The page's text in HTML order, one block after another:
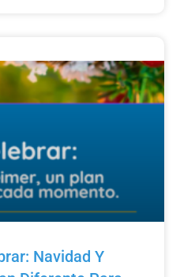
Navidad Y